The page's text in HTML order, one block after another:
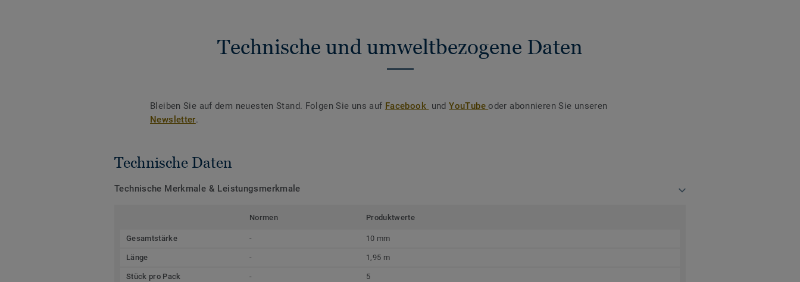
Technische und umweltbezogene Daten
Bleiben Sie auf dem neuesten Stand. Folgen Sie uns auf Facebook undYouTubeoder abonnieren Sie unseren
Newsletter.
Technische Daten
Technische Merkmale & Leistungsmerkmale
Normen Produktwerte
Gesamtstärke - 10 mm
Länge - 1,95 m
Stück pro Pack - 5